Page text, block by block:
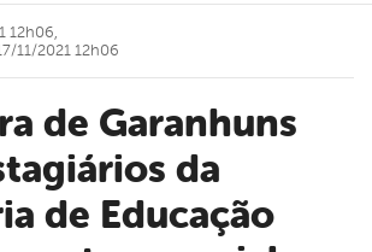
da
de Educação
12h06,
11/2021 12h06